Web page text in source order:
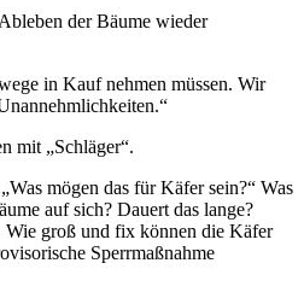
der Bäume wieder
in Kauf nehmen müssen. Wir
mit „Schläger“.
mögen das für Käfer sein?“ Was
auf sich? Dauert das lange?
groß und fix können die Käfer
Sperrmaßnahme